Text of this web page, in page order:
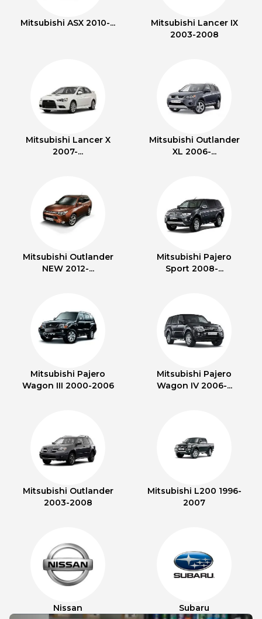
Mitsubishi ASX 2010-...
Mitsubishi Lancer IX
2003-2008
Mitsubishi Lancer X
2007-...
Mitsubishi Outlander
XL 2006-...
Mitsubishi Outlander
NEW 2012-...
Mitsubishi Pajero
Sport 2008-...
Mitsubishi Pajero
Wagon III 2000-2006
Mitsubishi Pajero
Wagon IV 2006-...
Mitsubishi Outlander
2003-2008
Mitsubishi L200 1996-
2007
Nissan Subaru